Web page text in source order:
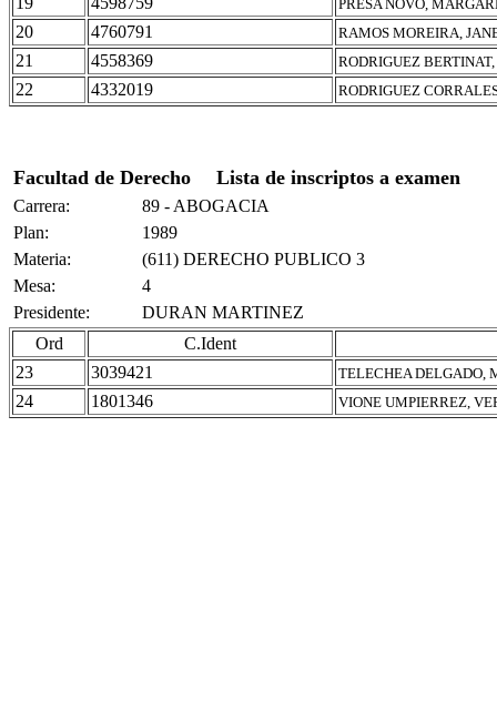
PRESA NOVO,
20 4760791 RAMOS MOREIRA,
21 4558369 RODRIGUEZ
22 4332019 RODRIGUEZ
Facultad de Derecho Lista de inscriptos a examen
Carrera:
89 - ABOGACIA
Plan:
1989
Materia:
(611) DERECHO PUBLICO 3
Mesa:
4
Presidente:
DURAN MARTINEZ
Ord
C.Ident
23
3039421 TELECHEA DELGADO,
24 1801346 VIONE UMPIERREZ,